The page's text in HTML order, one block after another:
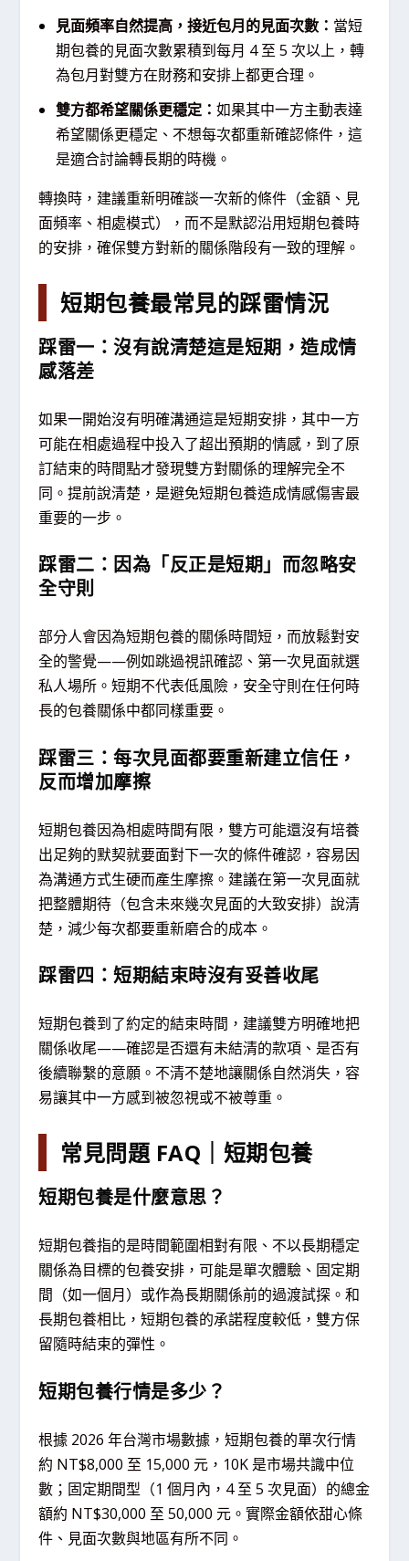
見面頻率自然提高，接近包月的見面次數： 當短
期包養的見面次數累積到每月 4 至 5 次以上，轉
為包月對雙方在財務和安排上都更合理。
雙方都希望關係更穩定： 如果其中一方主動表達
希望關係更穩定、不想每次都重新確認條件，這
是適合討論轉長期的時機。
轉換時，建議重新明確談一次新的條件（金額、見
面頻率、相處模式），而不是默認沿用短期包養時
的安排，確保雙方對新的關係階段有一致的理解。
短期包養最常見的踩雷情況
踩雷一：沒有說清楚這是短期，造成情
感落差
如果一開始沒有明確溝通這是短期安排，其中一方
可能在相處過程中投入了超出預期的情感，到了原
訂結束的時間點才發現雙方對關係的理解完全不
同。提前說清楚，是避免短期包養造成情感傷害最
重要的一步。
踩雷二：因為「反正是短期」而忽略安
全守則
部分人會因為短期包養的關係時間短，而放鬆對安
全的警覺——例如跳過視訊確認、第一次見面就選
私人場所。短期不代表低風險，安全守則在任何時
長的包養關係中都同樣重要。
踩雷三：每次見面都要重新建立信任，
反而增加摩擦
短期包養因為相處時間有限，雙方可能還沒有培養
出足夠的默契就要面對下一次的條件確認，容易因
為溝通方式生硬而產生摩擦。建議在第一次見面就
把整體期待（包含未來幾次見面的大致安排）說清
楚，減少每次都要重新磨合的成本。
踩雷四：短期結束時沒有妥善收尾
短期包養到了約定的結束時間，建議雙方明確地把
關係收尾——確認是否還有未結清的款項、是否有
後續聯繫的意願。不清不楚地讓關係自然消失，容
易讓其中一方感到被忽視或不被尊重。
常見問題 FAQ｜短期包養
短期包養是什麼意思？
短期包養指的是時間範圍相對有限、不以長期穩定
關係為目標的包養安排，可能是單次體驗、固定期
間（如一個月）或作為長期關係前的過渡試探。和
長期包養相比，短期包養的承諾程度較低，雙方保
留隨時結束的彈性。
短期包養行情是多少？
根據 2026 年台灣市場數據，短期包養的單次行情
約 NT$8,000 至 15,000 元，10K 是市場共識中位
數；固定期間型（1 個月內，4 至 5 次見面）的總金
額約 NT$30,000 至 50,000 元。實際金額依甜心條
件、見面次數與地區有所不同。